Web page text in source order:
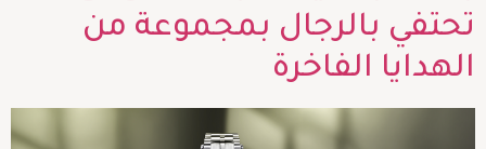
تحتفي بالرجال بمجموعة من
الهدايا الفاخرة